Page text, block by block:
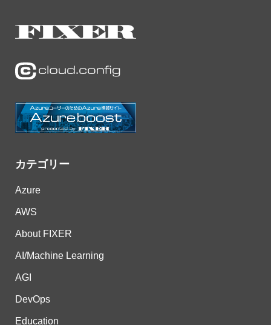
カテゴリー
Azure
AWS
About FIXER
AI/Machine Learning
AGI
DevOps
Education